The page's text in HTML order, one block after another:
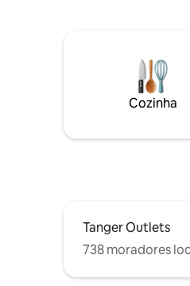
assento sanitário com
coisas extremamente
aquecedor de
*Complemento:
Cozinha
Tanger Outlets
738 moradores